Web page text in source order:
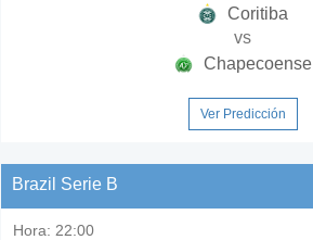
Coritiba
vs
Chapecoense
Ver Predicción
Brazil Serie B
Hora: 22:00